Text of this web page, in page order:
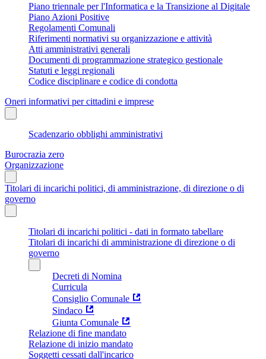
Piano triennale per l'Informatica e la Transizione al Digitale
Piano Azioni Positive
Regolamenti Comunali
Riferimenti normativi su organizzazione e attività
Atti amministrativi generali
Documenti di programmazione strategico gestionale
Statuti e leggi regionali
Codice disciplinare e codice di condotta
Oneri informativi per cittadini e imprese
Scadenzario obblighi amministrativi
Burocrazia zero
Organizzazione
Titolari di incarichi politici, di amministrazione, di direzione o di
governo
Titolari di incarichi politici - dati in formato tabellare
Titolari di incarichi di amministrazione di direzione o di
governo
Decreti di Nomina
Curricula
Consiglio Comunale
Sindaco
Giunta Comunale
Relazione di fine mandato
Relazione di inizio mandato
Soggetti cessati dall'incarico